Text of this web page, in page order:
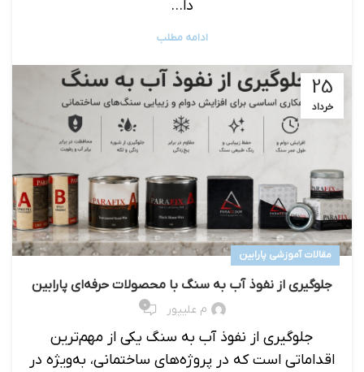
دا...
ادامه مطلب
25
خرداد
مقالات آموزشی پارابین
جلوگیری از نفوذ آب به سنگ با محصولات حرفه‌ای پارابین
م علیپور ۰
جلوگیری از نفوذ آب به سنگ یکی از مهم‌ترین
اقداماتی است که در پروژه‌های ساختمانی، به‌ویژه در